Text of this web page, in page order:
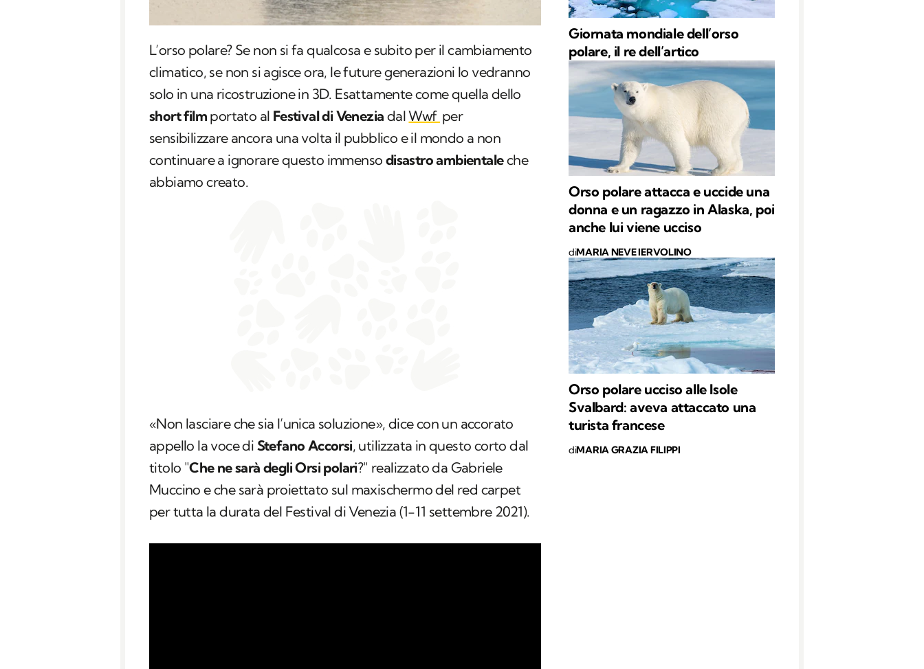
L’orso polare? Se non si fa qualcosa e subito per il cambiamento
climatico, se non si agisce ora, le future generazioni lo vedranno
solo in una ricostruzione in 3D. Esattamente come quella dello
short film portato al Festival di Venezia dalWwf per
sensibilizzare ancora una volta il pubblico e il mondo a non
continuare a ignorare questo immenso disastro ambientaleche
abbiamo creato.
«Non lasciare che sia l’unica soluzione», dice con un accorato
appello la voce di Stefano Accorsi, utilizzata in questo corto dal
titolo "Che ne sarà degli Orsi polari?" realizzato da Gabriele
Muccino e che sarà proiettato sul maxischermo del red carpet
per tutta la durata del Festival di Venezia (1-11 settembre 2021).
Giornata mondiale dell’orso
polare, il re dell’artico
Orso polare attacca e uccide una
donna e un ragazzo in Alaska, poi
anche lui viene ucciso
diMARIA NEVE IERVOLINO
Orso polare ucciso alle Isole
Svalbard: aveva attaccato una
turista francese
diMARIA GRAZIA FILIPPI